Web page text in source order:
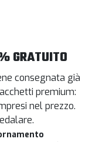
GRATUITO
consegnata già
premium:
nel prezzo.